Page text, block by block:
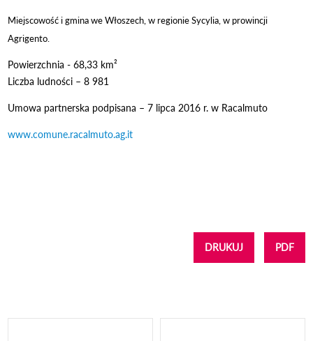
Miejscowość i gmina we Włoszech, w regionie Sycylia, w prowincji
Agrigento.
Powierzchnia - 68,33 km²
Liczba ludności – 8 981
Umowa partnerska podpisana – 7 lipca 2016 r. w Racalmuto
www.comune.racalmuto.ag.it
DRUKUJ PDF